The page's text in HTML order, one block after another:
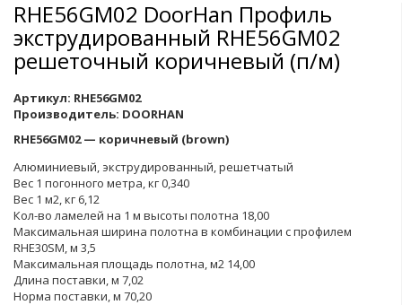
RHE56GM02 DoorHan Профиль
экструдированный RHE56GM02
решеточный коричневый (п/м)
Артикул: RHE56GM02
Производитель: DOORHAN
RHE56GМ02 — коричневый (brown)
Алюминиевый, экструдированный, решетчатый
Вес 1 погонного метра, кг 0,340
Вес 1 м2, кг 6,12
Кол-во ламелей на 1 м высоты полотна 18,00
Максимальная ширина полотна в комбинации с профилем
RHE30SM, м 3,5
Максимальная площадь полотна, м2 14,00
Длина поставки, м 7,02
Норма поставки, м 70,20